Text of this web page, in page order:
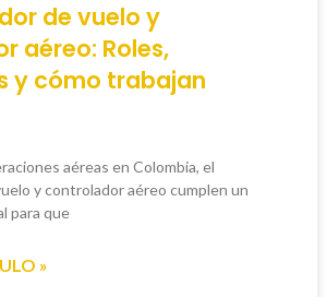
de vuelo y
aéreo: Roles,
y cómo trabajan
aéreas en Colombia, el
y controlador aéreo cumplen un
para que
»